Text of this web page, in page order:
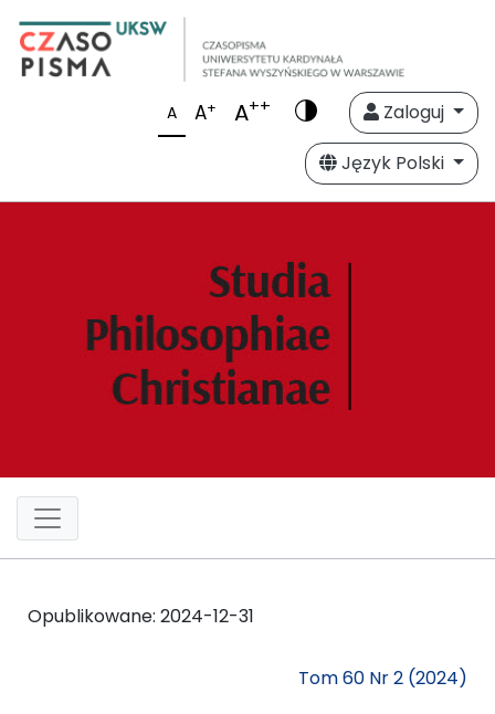
A A+ A++
Zaloguj
Język Polski
Opublikowane: 2024-12-31
Tom 60 Nr 2 (2024)